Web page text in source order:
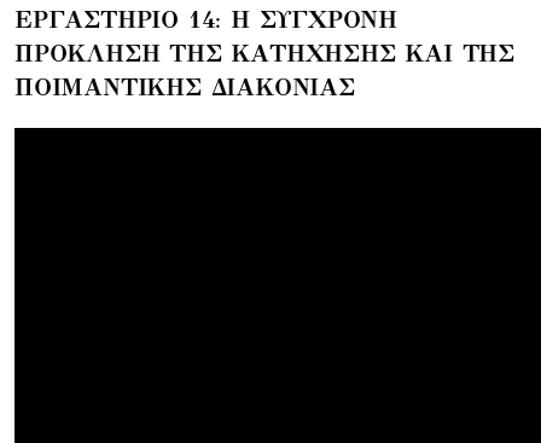
ΕΡΓΑΣΤΗΡΙΟ 14: Η ΣΥΓΧΡΟΝΗ
ΠΡΟΚΛΗΣΗ ΤΗΣ ΚΑΤΗΧΗΣΗΣ ΚΑΙ ΤΗΣ
ΠΟΙΜΑΝΤΙΚΗΣ ΔΙΑΚΟΝΙΑΣ